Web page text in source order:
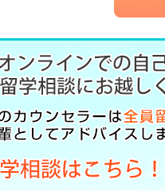
留学サーチ
す。）を定
サービスを
）